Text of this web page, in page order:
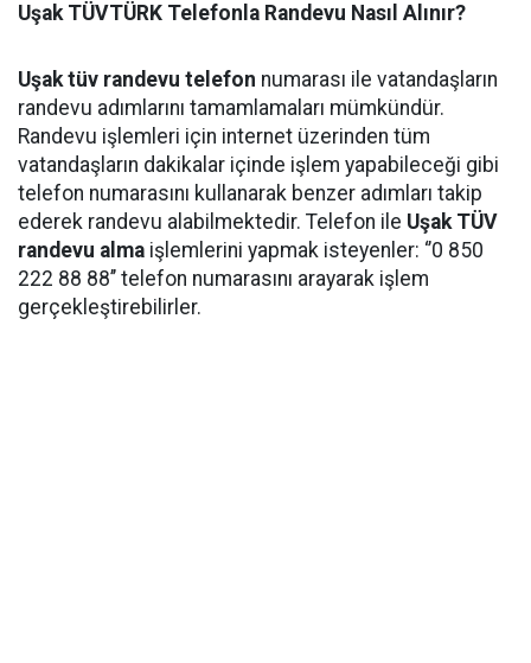
Uşak TÜVTÜRK Telefonla Randevu Nasıl Alınır?
Uşak tüv randevu telefon numarası ile vatandaşların
randevu adımlarını tamamlamaları mümkündür.
Randevu işlemleri için internet üzerinden tüm
vatandaşların dakikalar içinde işlem yapabileceği gibi
telefon numarasını kullanarak benzer adımları takip
ederek randevu alabilmektedir. Telefon ile Uşak TÜV
randevu alma işlemlerini yapmak isteyenler: ‘’0 850
222 88 88’’ telefon numarasını arayarak işlem
gerçekleştirebilirler.